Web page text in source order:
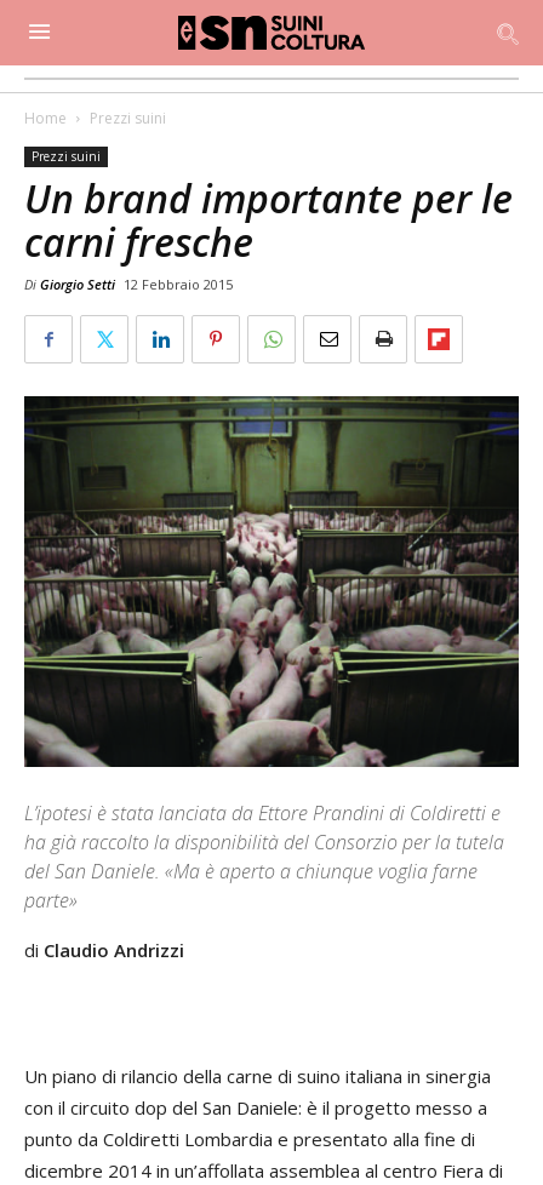
Home Prezzi suini
Prezzi suini
Un brand importante per le
carni fresche
Di Giorgio Setti 12 Febbraio 2015
L’ipotesi è stata lanciata da Ettore Prandini di Coldiretti e
ha già raccolto la disponibilità del Consorzio per la tutela
del San Daniele. «Ma è aperto a chiunque voglia farne
parte»
di Claudio Andrizzi
Un piano di rilancio della carne di suino italiana in sinergia
con il circuito dop del San Daniele: è il progetto messo a
punto da Coldiretti Lombardia e presentato alla fine di
dicembre 2014 in un’affollata assemblea al centro Fiera di